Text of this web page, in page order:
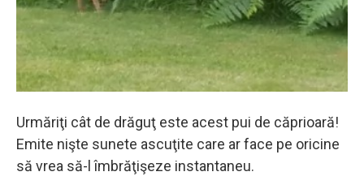
Urmăriţi cât de drăguţ este acest pui de căprioară!
Emite nişte sunete ascuţite care ar face pe oricine
să vrea să-l îmbrăţişeze instantaneu.